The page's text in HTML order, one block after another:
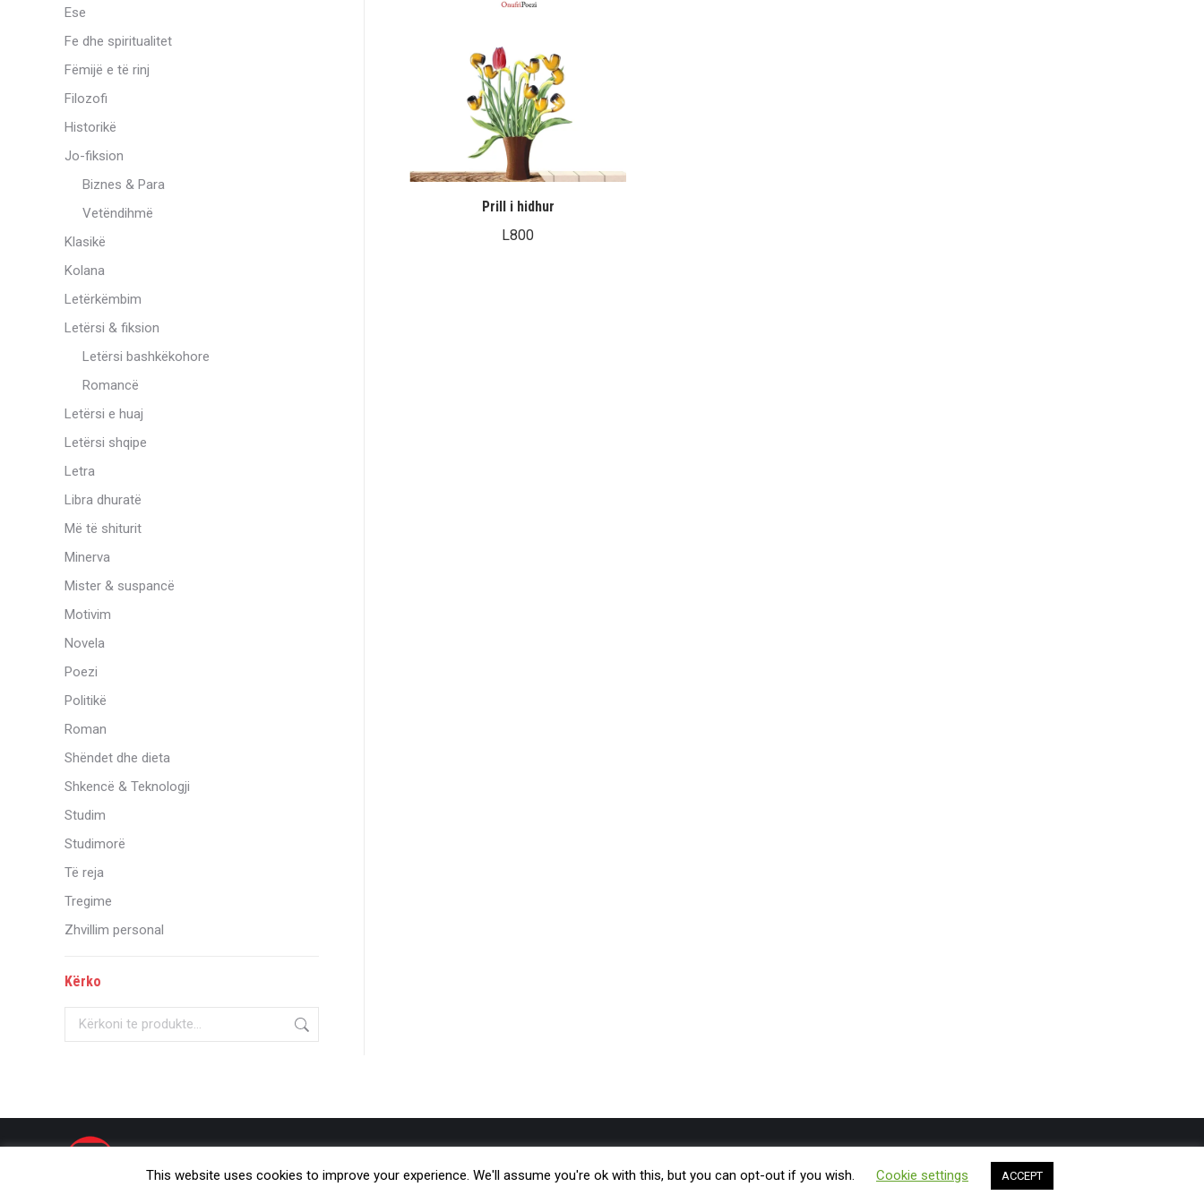
Prill i hidhur
L800
Ese
Fe dhe spiritualitet
Fëmijë e të rinj
Filozofi
Historikë
Jo-fiksion
Biznes & Para
Vetëndihmë
Klasikë
Kolana
Letërkëmbim
Letërsi & fiksion
Letërsi bashkëkohore
Romancë
Letërsi e huaj
Letërsi shqipe
Letra
Libra dhuratë
Më të shiturit
Minerva
Mister & suspancë
Motivim
Novela
Poezi
Politikë
Roman
Shëndet dhe dieta
Shkencë & Teknologji
Studim
Studimorë
Të reja
Tregime
Zhvillim personal
Kërko
Gazeta ExLibris Rreth nesh
This website uses cookies to improve your experience. We'll assume you're ok with this, but you can opt-out if you wish. Cookie settings ACCEPT